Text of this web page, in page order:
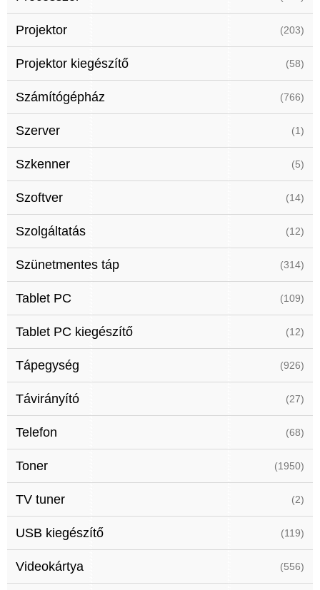
Projektor (203)
Projektor kiegészítő (58)
Számítógépház (766)
Szerver (1)
Szkenner (5)
Szoftver (14)
Szolgáltatás (12)
Szünetmentes táp (314)
Tablet PC (109)
Tablet PC kiegészítő (12)
Tápegység (926)
Távirányító (27)
Telefon (68)
Toner (1950)
TV tuner (2)
USB kiegészítő (119)
Videokártya (556)